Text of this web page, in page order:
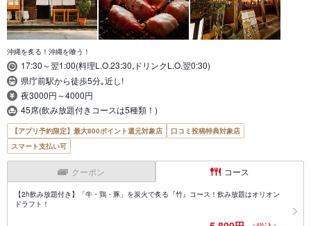
沖縄を炙る！沖縄を喰う！
17:30～翌1:00(料理L.O.23:30,ドリンクL.O.翌0:30)
県庁前駅から徒歩5分｡近し!
夜3000円～4000円
45席(飲み放題付きコースは5種類！)
【アプリ予約限定】最大800ポイント還元対象店
口コミ投稿特典対象店
スマート支払い可
クーポン コース
【2h飲み放題付き】「牛・鶏・豚」を炭火で炙る『竹』コース！飲み放題はオリオン
ドラフト！